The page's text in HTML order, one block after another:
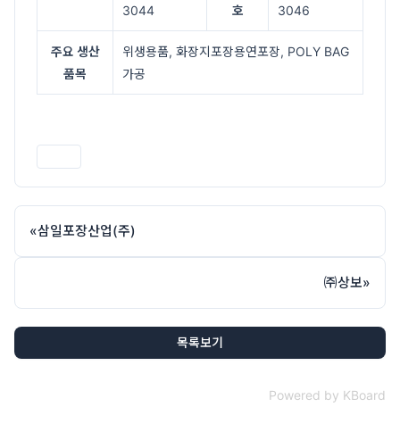
3044
호
3046
주요 생산
품목
위생용품, 화장지포장용연포장, POLY BAG
가공
«삼일포장산업(주)
㈜상보»
목록보기
Powered by KBoard